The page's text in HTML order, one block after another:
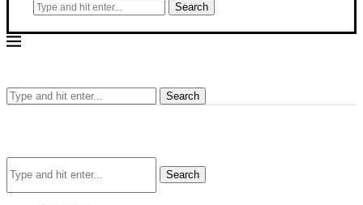
Search
Search
Search